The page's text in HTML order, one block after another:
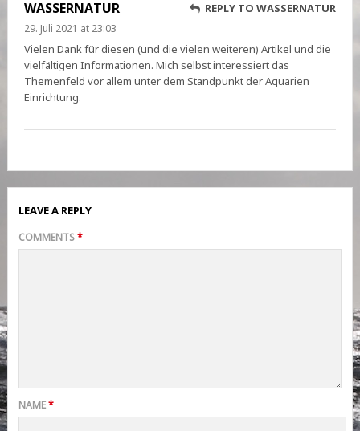
WASSERNATUR REPLY TO WASSERNATUR
29. Juli 2021 at 23:03
Vielen Dank für diesen (und die vielen weiteren) Artikel und die
vielfältigen Informationen. Mich selbst interessiert das
Themenfeld vor allem unter dem Standpunkt der Aquarien
Einrichtung.
LEAVE A REPLY
COMMENTS*
NAME*